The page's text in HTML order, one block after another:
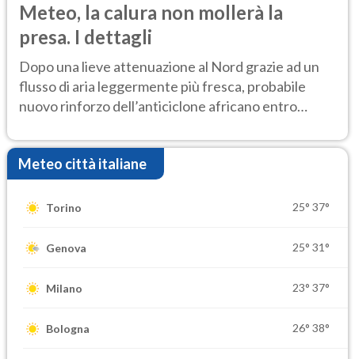
Meteo, la calura non mollerà la
presa. I dettagli
Dopo una lieve attenuazione al Nord grazie ad un
flusso di aria leggermente più fresca, probabile
nuovo rinforzo dell’anticiclone africano entro
Meteo città italiane
Torino 25° 37°
Genova 25° 31°
Milano 23° 37°
Bologna 26° 38°